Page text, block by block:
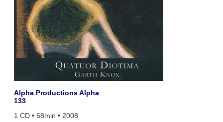
Alpha Productions Alpha
133
1 CD • 68min • 2008